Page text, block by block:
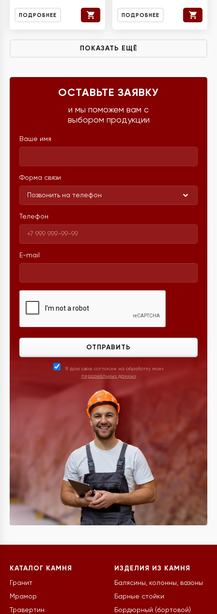
ПОДРОБНЕЕ ПОДРОБНЕЕ
ПОКАЗАТЬ ЕЩЁ
ОСТАВЬТЕ ЗАЯВКУ
и мы поможем вам с
выбором продукции
Ваше имя
Форма связи
Позвонить на телефон
Телефон
E-mail
ОТПРАВИТЬ
Я даю свое согласие на обработку моих
персональных данных
КАТАЛОГ КАМНЯ
Гранит
Мрамор
Травертин
ИЗДЕЛИЯ ИЗ КАМНЯ
Балясины, колонны, вазоны
Барные стойки
Бордюрный (бортовой)